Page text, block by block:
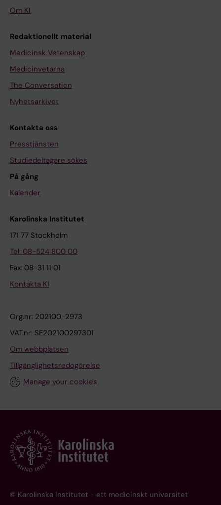
Om KI
Redaktionellt material
Medicinsk Vetenskap
Medicinvetarna
The Conversation
Nyhetsarkivet
Kontakta oss
Presstjänsten
Studiedeltagare sökes
På gång
Kalender
Karolinska Institutet
171 77 Stockholm
Tel: 08-524 800 00
Fax: 08-31 11 01
Kontakta KI
Org.nr: 202100-2973
VAT.nr: SE202100297301
Om webbplatsen
Tillgänglighetsredogörelse
Manage your cookies
© Karolinska Institutet - ett medicinskt universitet